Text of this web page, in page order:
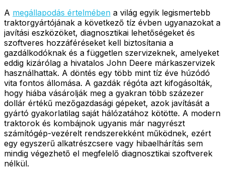
A megállapodás értelmében a világ egyik legismertebb
traktorgyártójának a következő tíz évben ugyanazokat a
javítási eszközöket, diagnosztikai lehetőségeket és
szoftveres hozzáféréseket kell biztosítania a
gazdálkodóknak és a független szervizeknek, amelyeket
eddig kizárólag a hivatalos John Deere márkaszervizek
használhattak. A döntés egy több mint tíz éve húzódó
vita fontos állomása. A gazdák régóta azt kifogásolták,
hogy hiába vásárolják meg a gyakran több százezer
dollár értékű mezőgazdasági gépeket, azok javítását a
gyártó gyakorlatilag saját hálózatához kötötte. A modern
traktorok és kombájnok ugyanis már nagyrészt
számítógép-vezérelt rendszerekként működnek, ezért
egy egyszerű alkatrészcsere vagy hibaelhárítás sem
mindig végezhető el megfelelő diagnosztikai szoftverek
nélkül.